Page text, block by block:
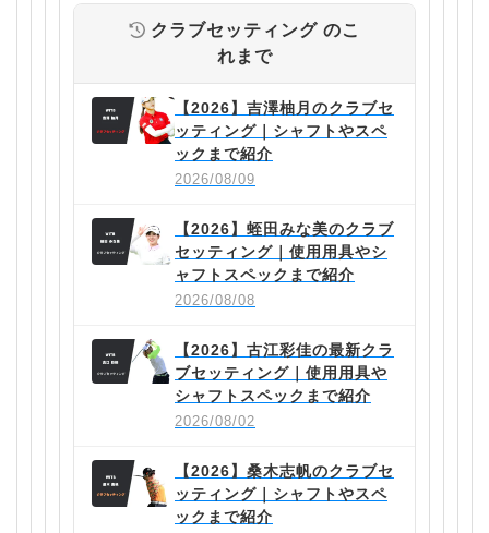
クラブセッティング のこ
れまで
【2026】吉澤柚月のクラブセ
ッティング｜シャフトやスペ
ックまで紹介
2026/08/09
【2026】蛭田みな美のクラブ
セッティング｜使用用具やシ
ャフトスペックまで紹介
2026/08/08
【2026】古江彩佳の最新クラ
ブセッティング｜使用用具や
シャフトスペックまで紹介
2026/08/02
【2026】桑木志帆のクラブセ
ッティング｜シャフトやスペ
ックまで紹介